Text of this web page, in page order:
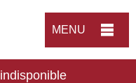
MENU
indisponible